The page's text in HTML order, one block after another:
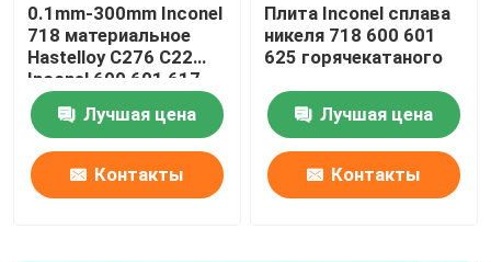
0.1mm-300mm Inconel
718 материальное
Hastelloy C276 C22
Inconel 600 601 617
625 713 725 800 825
Monel 400 K500
Лучшая цена
Контакты
Плита Inconel сплава
никеля 718 600 601
625 горячекатаного
Лучшая цена
Контакты